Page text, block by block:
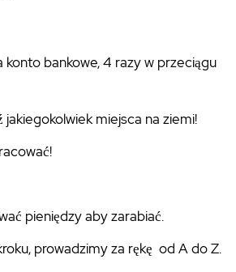
bankowe, 4 razy w przeciągu
miejsca na ziemi!
pieniędzy aby zarabiać.
prowadzimy za rękę od A do Z.